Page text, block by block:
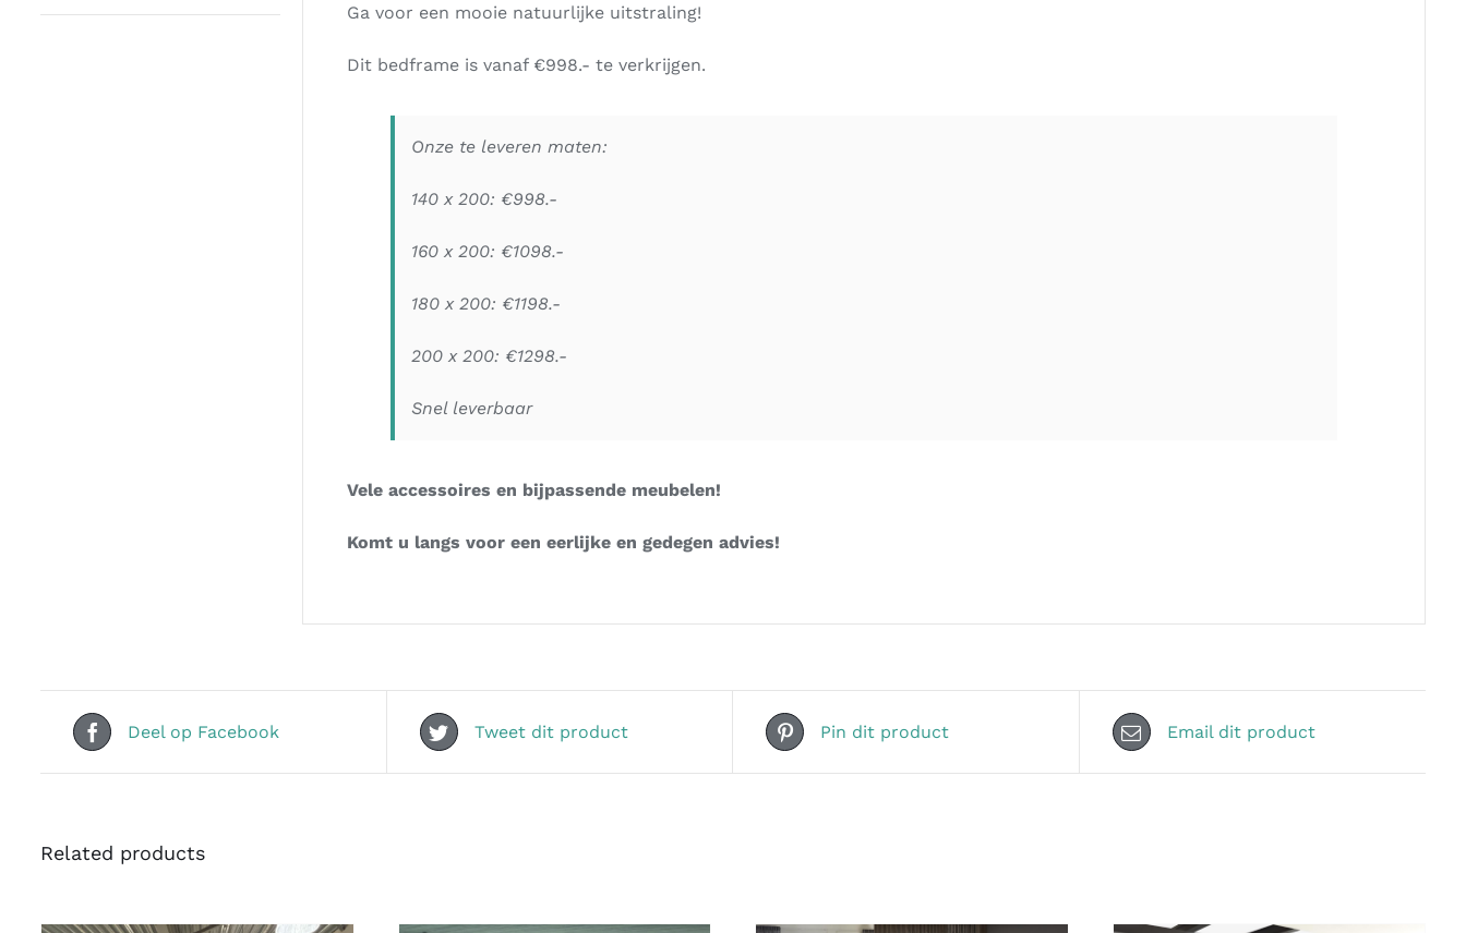
Ga voor een mooie natuurlijke uitstraling!
Dit bedframe is vanaf €998.- te verkrijgen.
Onze te leveren maten:
140 x 200: €998.-
160 x 200: €1098.-
180 x 200: €1198.-
200 x 200: €1298.-
Snel leverbaar
Vele accessoires en bijpassende meubelen!
Komt u langs voor een eerlijke en gedegen advies!
Deel op Facebook Tweet dit product Pin dit product Email dit product
Related products